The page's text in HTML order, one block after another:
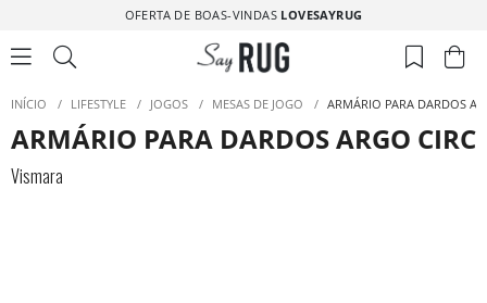
OFERTA DE BOAS-VINDAS LOVESAYRUG
INÍCIO / LIFESTYLE / JOGOS / MESAS DE JOGO / ARMÁRIO PARA DARDOS
ARMÁRIO PARA DARDOS ARGO
Vismara